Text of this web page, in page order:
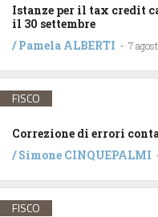
Istanze per il tax credit
il 30 settembre
/Pamela ALBERTI - 7
FISCO
Correzione di errori
/Simone CINQUEPALMI
FISCO